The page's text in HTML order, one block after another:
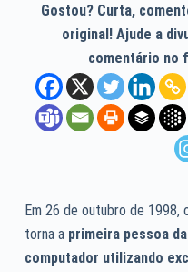
Gostou? Curta,
original! Ajude a
comentário no
Em 26 de outubro de 1998,
torna a primeira pessoa
computador utilizando